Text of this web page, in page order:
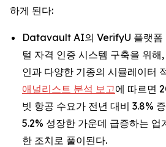
하게 된다:
Datavault AI의 VerifyU 플랫폼
털 자격 인증 시스템 구축을 위
인과 다양한 기종의 시뮬레이터
애널리스트 분석 보고에 따르면
빗 항공 수요가 전년 대비 3.8%
5.2% 성장한 가운데 급증하는 업
한 조치로 풀이된다.